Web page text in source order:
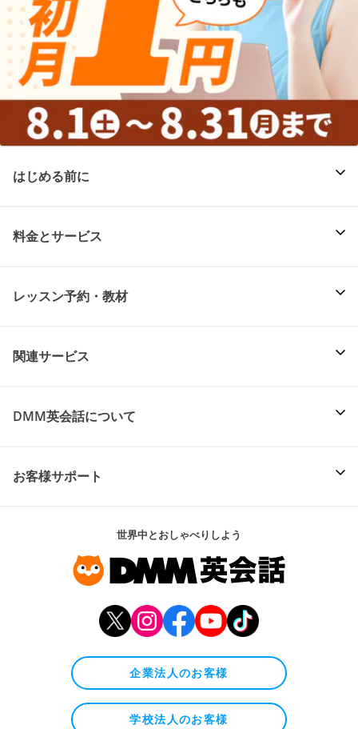
はじめる前に
料金とサービス
レッスン予約・教材
関連サービス
DMM英会話について
お客様サポート
世界中とおしゃべりしよう
企業法人のお客様
学校法人のお客様